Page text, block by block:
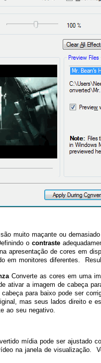
muito maçante ou
o contraste
apresentação de cores em
em monitores diferentes.
Converte as cores em uma
ativar a imagem de cabeça
para baixo pode ser
mas seus lados direito e
ao seu negativo.
mídia pode ser ajustado
na janela de visualização.